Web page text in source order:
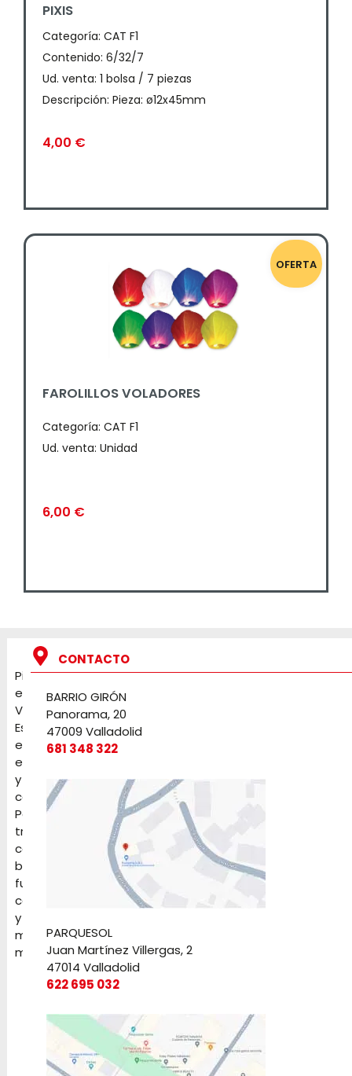
PIXIS
Categoría: CAT F1
Contenido: 6/32/7
Ud. venta: 1 bolsa / 7 piezas
Descripción: Pieza: ø12x45mm
4,00 €
OFERTA
FAROLILLOS VOLADORES
Categoría: CAT F1
Ud. venta: Unidad
6,00 €
Pirotecnia
en
Valladolid.
Especialistas
en
eventos
y
celebraciones.
Petardos,
tracas,
cochetes,
baterías,
fuentes,
candelas
y
mucho
más
CONTACTO
BARRIO GIRÓN
Panorama, 20
47009 Valladolid
681 348 322
PARQUESOL
Juan Martínez Villergas, 2
47014 Valladolid
622 695 032